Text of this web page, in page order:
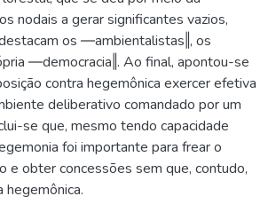
nodais a gerar significantes vazios,
os ―ambientalistas‖, os
―democracia‖. Ao final, apontou-se
contra hegemônica exercer efetiva
deliberativo comandado por um
se que, mesmo tendo capacidade
foi importante para frear o
e obter concessões sem que, contudo,
hegemônica.